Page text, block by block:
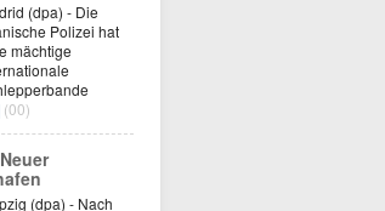
(dpa) - Die
Polizei hat
mächtige
(00)
(dpa) - Nach